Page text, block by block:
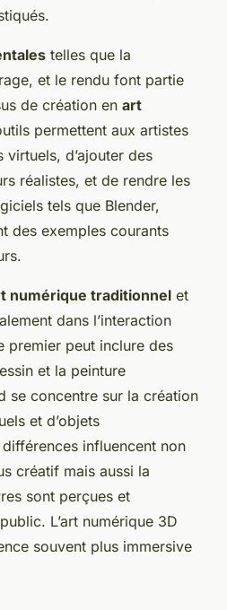
telles que la
et le rendu font partie
de création en art
permettent aux artistes
d’ajouter des
réalistes, et de rendre les
tels que Blender,
des exemples courants
numérique traditionnel et
dans l’interaction
premier peut inclure des
et la peinture
se concentre sur la création
et d’objets
influencent non
créatif mais aussi la
sont perçues et
L’art numérique 3D
souvent plus immersive